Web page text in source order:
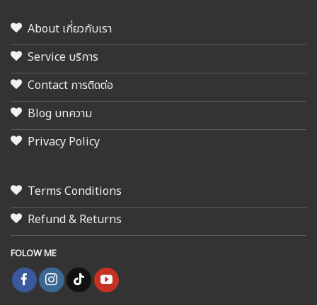
About เกี่ยวกับเรา
Service บริการ
Contact การติดต่อ
Blog บทความ
Privacy Policy
Terms Conditions
Refund & Returns
FOLOW ME